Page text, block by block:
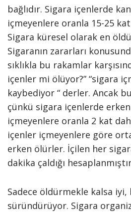
bağlıdır. Sigara içenlerde
içmeyenlere oranla 15-25
Sigara küresel olarak en
Sigaranın zararları
sıklıkla bu rakamlar
içenler mi ölüyor?” “sigara
kaybediyor “ derler. Ancak
çünkü sigara içenlerde
içmeyenlere oranla 2 kat
içenler içmeyenlere göre
erken ölürler. İçilen her
dakika çaldığı
Sadece öldürmekle kalsa iyi,
süründürüyor. Sigara